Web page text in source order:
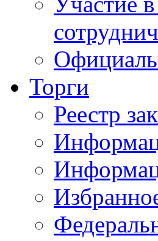
Торги
Реестр